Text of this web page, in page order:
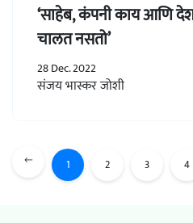
‘साहेब, कंपनी काय आणि
चालत नसतो’
28 Dec. 2022
संजय भास्कर जोशी
1 2 3 4